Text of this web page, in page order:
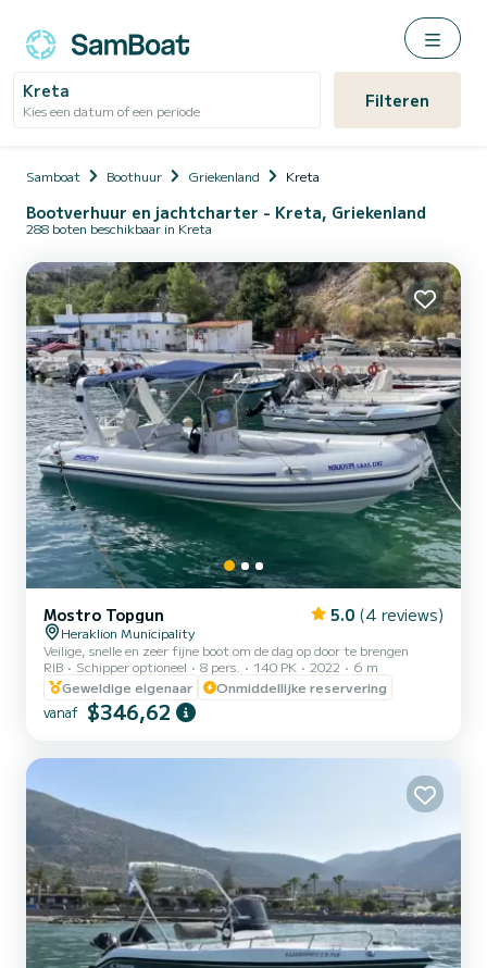
Kreta
Kies een datum of een periode Filteren
Samboat Boothuur Griekenland Kreta
Bootverhuur en jachtcharter - Kreta, Griekenland
288 boten beschikbaar in Kreta
Mostro Topgun 5.0 (4 reviews)
Heraklion Municipality
Veilige, snelle en zeer fijne boot om de dag op door te brengen
RIB
Schipper optioneel 8 pers. 140 PK 2022
6 m
Geweldige eigenaar
Onmiddellijke reservering
vanaf $346,62